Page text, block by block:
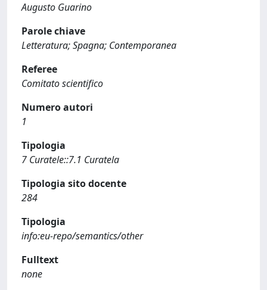
Augusto Guarino
Parole chiave
Letteratura; Spagna; Contemporanea
Referee
Comitato scientifico
Numero autori
1
Tipologia
7 Curatele::7.1 Curatela
Tipologia sito docente
284
Tipologia
info:eu-repo/semantics/other
Fulltext
none